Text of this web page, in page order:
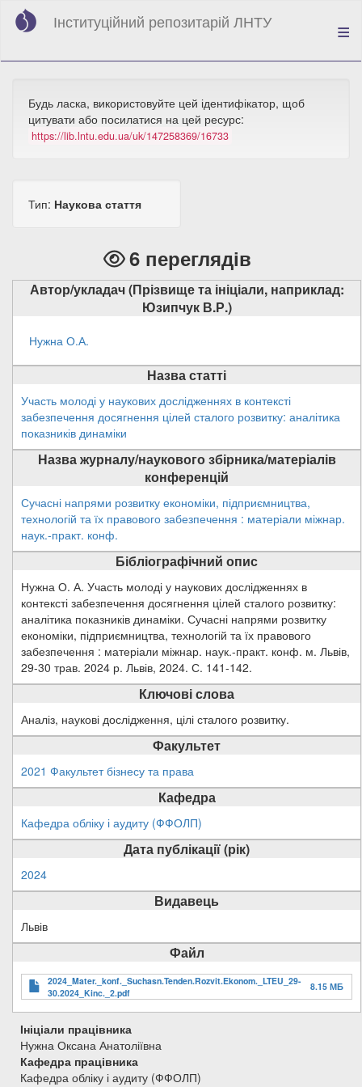
Перейти
вмісту
Інституційний репозитарій ЛНТУ
Будь ласка, використовуйте цей ідентифікатор, щоб
цитувати або посилатися на цей ресурс:
https://lib.lntu.edu.ua/uk/147258369/16733
Тип: Наукова стаття
6 переглядів
Автор/укладач (Прізвище та ініціали, наприклад:
Юзипчук В.Р.)
Нужна О.А.
Назва статті
Участь молоді у наукових дослідженнях в контексті
забезпечення досягнення цілей сталого розвитку: аналітика
показників динаміки
Назва журналу/наукового збірника/матеріалів
конференцій
Сучасні напрями розвитку економіки, підприємництва,
технологій та їх правового забезпечення : матеріали міжнар.
наук.-практ. конф.
Бібліографічний опис
Нужна О. А. Участь молоді у наукових дослідженнях в
контексті забезпечення досягнення цілей сталого розвитку:
аналітика показників динаміки. Сучасні напрями розвитку
економіки, підприємництва, технологій та їх правового
забезпечення : матеріали міжнар. наук.-практ. конф. м. Львів,
29-30 трав. 2024 р. Львів, 2024. С. 141-142.
Ключові слова
Аналіз, наукові дослідження, цілі сталого розвитку.
Факультет
2021 Факультет бізнесу та права
Кафедра
Кафедра обліку і аудиту (ФФОЛП)
Дата публікації (рік)
2024
Видавець
Львів
Файл
2024_Mater._konf._Suchasn.Tenden.Rozvit.Ekonom._LTEU_29-
30.2024_Kinc._2.pdf
8.15 МБ
Ініціали працівника
Нужна Оксана Анатоліївна
Кафедра працівника
Кафедра обліку і аудиту (ФФОЛП)